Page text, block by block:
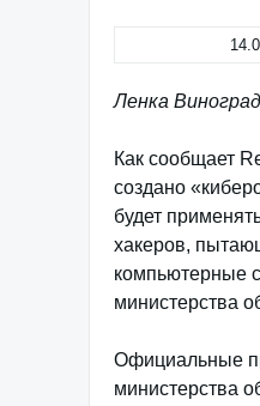
Ленка
Как сообщает
создано
будет
хакеров,
компьютерные
министерства
Официальные
министерства